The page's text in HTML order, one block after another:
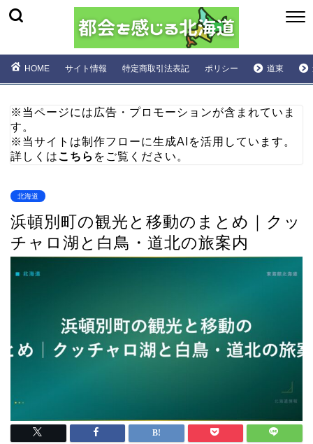
HOME サイト情報 特定商取引法表記 ポリシー 道東
※当ページには広告・プロモーションが含まれていま
す。
※当サイトは制作フローに生成AIを活用しています。
詳しくはこちら をご覧ください。
北海道
浜頓別町の観光と移動のまとめ｜クッ
チャロ湖と白鳥・道北の旅案内